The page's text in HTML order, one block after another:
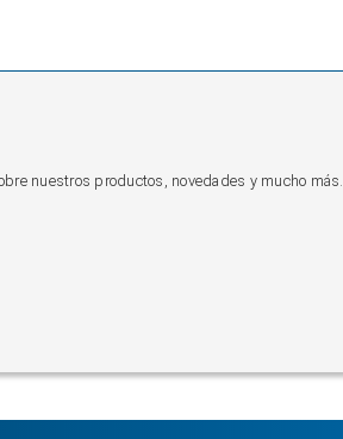
nuestros productos, novedades y mucho más.